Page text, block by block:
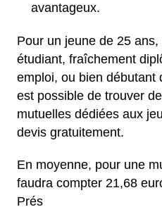
avantageux.
Pour un jeune de 25 ans,
étudiant, fraîchement
emploi, ou bien débutant
est possible de trouver
mutuelles dédiées aux
devis gratuitement.
En moyenne, pour une
faudra compter 21,68
Prés